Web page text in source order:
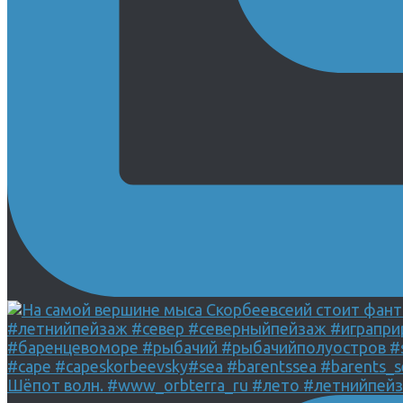
Шёпот волн. #www_orbterra_ru #лето